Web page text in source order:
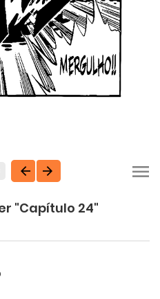
"Capítulo 24"